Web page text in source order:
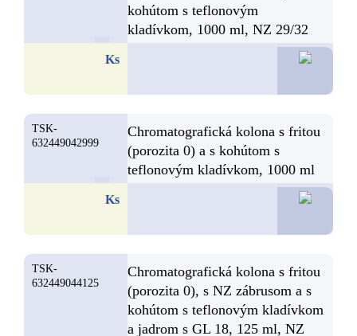
kohútom s teflonovým
kladívkom, 1000 ml, NZ 29/32
Ks
TSK-
632449042999
Chromatografická kolona s fritou
(porozita 0) a s kohútom s
teflonovým kladívkom, 1000 ml
Ks
TSK-
632449044125
Chromatografická kolona s fritou
(porozita 0), s NZ zábrusom a s
kohútom s teflonovým kladívkom
a jadrom s GL 18, 125 ml, NZ